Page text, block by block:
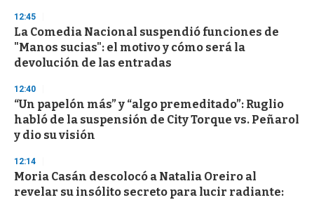
s
e
c
n
s
12:45
La Comedia Nacional suspendió funciones de
"Manos sucias": el motivo y cómo será la
devolución de las entradas
12:40
“Un papelón más” y “algo premeditado”: Ruglio
habló de la suspensión de City Torque vs. Peñarol
y dio su visión
12:14
Moria Casán descolocó a Natalia Oreiro al
revelar su insólito secreto para lucir radiante: